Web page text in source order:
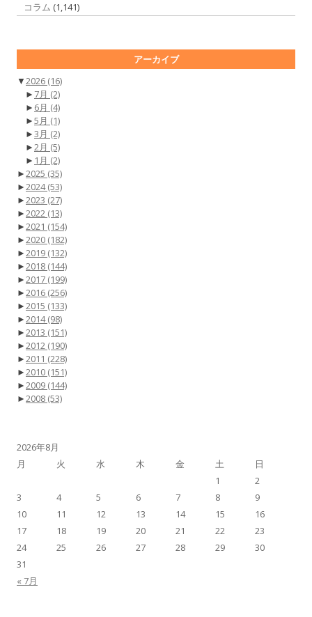
コラム (1,141)
アーカイブ
▼2026 (16)
► 7月 (2)
► 6月 (4)
►5月 (1)
►3月 (2)
►2月 (5)
► 1月 (2)
►2025 (35)
►2024(53)
►2023 (27)
►2022 (13)
►2021 (154)
►2020 (182)
►2019 (132)
►2018 (144)
►2017 (199)
►2016 (256)
►2015 (133)
►2014(98)
►2013 (151)
►2012 (190)
►2011 (228)
►2010 (151)
►2009 (144)
►2008 (53)
2026年8月
月
火 水 木 金 土 日
« 7月
1
2
3
4 5 6 7 8
9
10
11 12 13 14 15
16
17
18 19 20 21 22
23
24
25 26 27 28 29
30
31